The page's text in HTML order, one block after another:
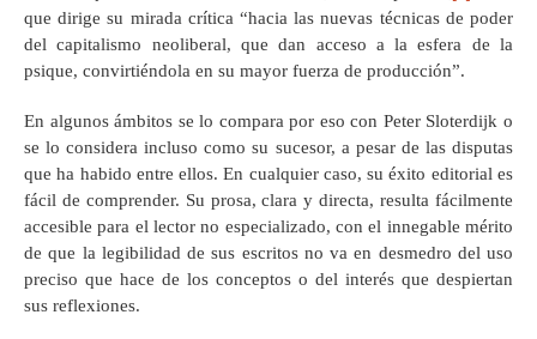
que dirige su mirada crítica “hacia las nuevas técnicas de poder
del capitalismo neoliberal, que dan acceso a la esfera de la
psique, convirtiéndola en su mayor fuerza de producción”.
En algunos ámbitos se lo compara por eso con Peter Sloterdijk o
se lo considera incluso como su sucesor, a pesar de las disputas
que ha habido entre ellos. En cualquier caso, su éxito editorial es
fácil de comprender. Su prosa, clara y directa, resulta fácilmente
accesible para el lector no especializado, con el innegable mérito
de que la legibilidad de sus escritos no va en desmedro del uso
preciso que hace de los conceptos o del interés que despiertan
sus reflexiones.